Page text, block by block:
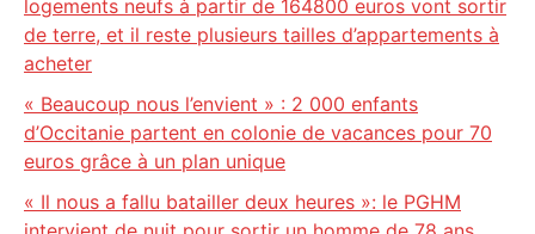
logements neufs à partir de 164800 euros vont sortir
de terre, et il reste plusieurs tailles d’appartements à
acheter
« Beaucoup nous l’envient » : 2 000 enfants
d’Occitanie partent en colonie de vacances pour 70
euros grâce à un plan unique
« Il nous a fallu batailler deux heures »: le PGHM